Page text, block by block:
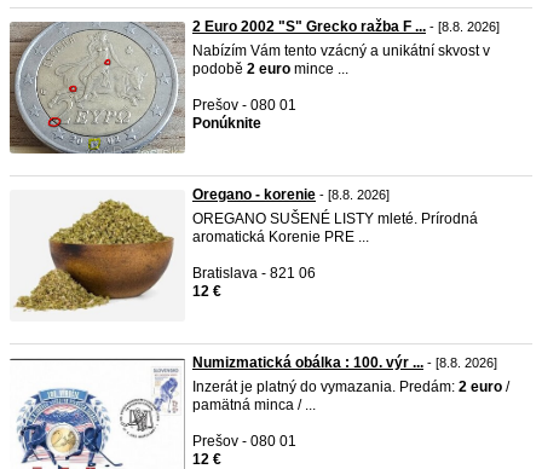
2 Euro 2002 "S" Grecko ražba F ... - [8.8. 2026]
Nabízím Vám tento vzácný a unikátní skvost v
podobě 2 euro mince ...
Prešov - 080 01
Ponúknite
Oregano - korenie - [8.8. 2026]
OREGANO SUŠENÉ LISTY mleté. Prírodná
aromatická Korenie PRE ...
Bratislava - 821 06
12 €
Numizmatická obálka : 100. výr ... - [8.8. 2026]
Inzerát je platný do vymazania. Predám: 2 euro /
pamätná minca / ...
Prešov - 080 01
12 €